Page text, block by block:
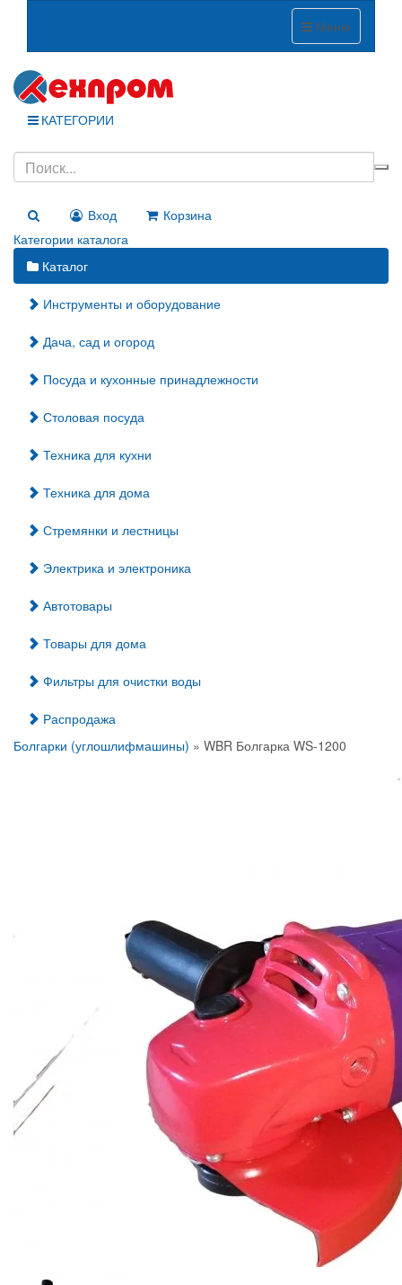
Меню
КАТЕГОРИИ
Вход
Корзина
Категории каталога
Каталог
Инструменты и оборудование
Дача, сад и огород
Посуда и кухонные принадлежности
Столовая посуда
Техника для кухни
Техника для дома
Стремянки и лестницы
Электрика и электроника
Автотовары
Товары для дома
Фильтры для очистки воды
Распродажа
Болгарки (углошлифмашины) » WBR Болгарка WS-1200